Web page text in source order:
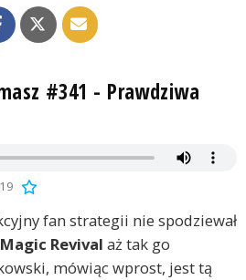
#341 - Prawdziwa
fan strategii nie spodziewał
Revival aż tak go
mówiąc wprost, jest tą